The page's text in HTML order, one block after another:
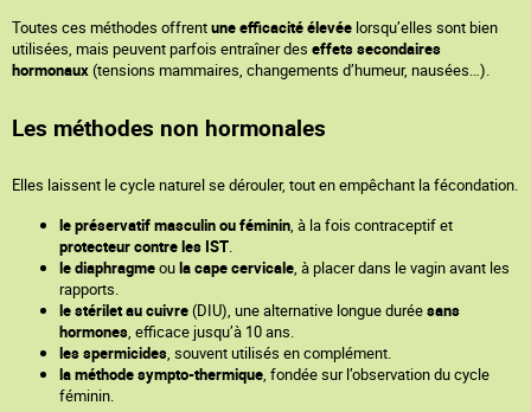
Toutes ces méthodes offrentune efficacité élevée lorsqu’elles sont bien
utilisées, mais peuvent parfois entraîner des effets secondaires
hormonaux(tensions mammaires, changements d’humeur, nausées…).
Les méthodes non hormonales
Elles laissent le cycle naturel se dérouler, tout en empêchant la fécondation.
le préservatif masculin ou féminin, à la fois contraceptif et
protecteur contre les IST.
le diaphragmeoula cape cervicale, à placer dans le vagin avant les
rapports.
le stérilet au cuivre(DIU), une alternative longue duréesans
hormones, efficace jusqu’à 10 ans.
les spermicides, souvent utilisés en complément.
la méthode sympto-thermique, fondée sur l’observation du cycle
féminin.